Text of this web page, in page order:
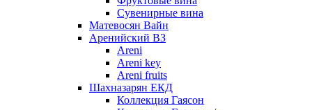
Cувенирные вина
Матевосян Вайн
Аренийский ВЗ
Areni
Areni key
Areni fruits
Шахназарян ЕКД
Коллекция Гаясон